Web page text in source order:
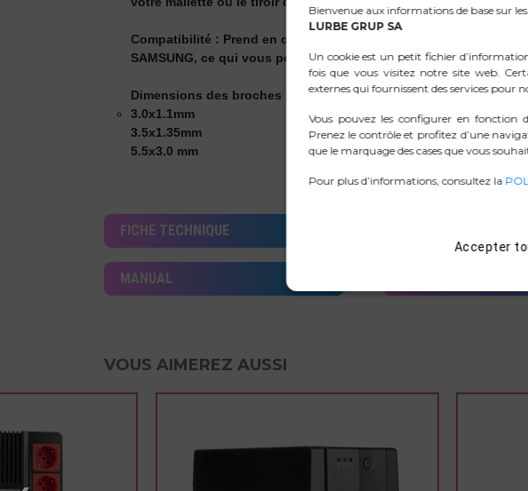
Compatibilité : Prend en charge 100W, 90W, 65W, 45W et
SAMSUNG, ce qui vous permet d'avoir toujours la bonne prise
Dimensions des broches : Ce pack comprend quatre broches
3.0x1.1mm
3.5x1.35mm
5.5x3.0 mm
FICHE TECHNIQUE
MANUAL
VOUS AIMEREZ AUSSI
Bienvenue aux informations de base sur
LURBE GRUP SA
Un cookie est un petit fichier
fois que vous visitez notre site web.
externes qui fournissent des services pour
Vous pouvez les configurer en fonction
Prenez le contrôle et profitez d’une
que le marquage des cases que vous
Pour plus d’informations, consultez la
Accepter